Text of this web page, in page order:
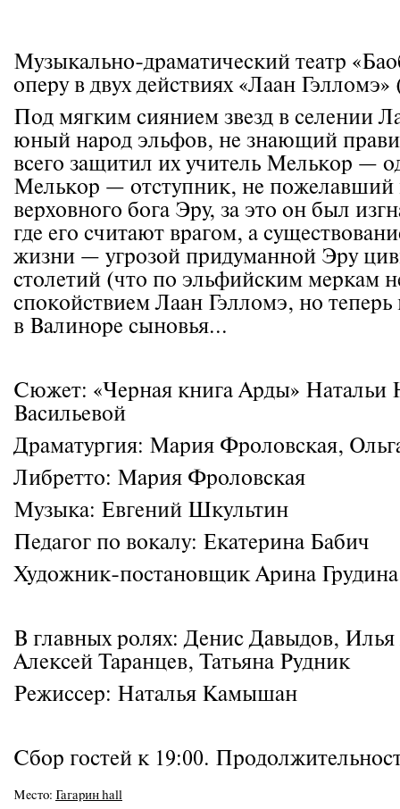
Музыкально-драматический театр
оперу в двух действиях «Лаан Гэлломэ»
Под мягким сиянием звезд в селении
юный народ эльфов, не знающий
всего защитил их учитель Мелькор —
Мелькор — отступник, не пожелавший
верховного бога Эру, за это он был
где его считают врагом, а
жизни — угрозой придуманной Эру
столетий (что по эльфийским меркам
спокойствием Лаан Гэлломэ, но
в Валиноре сыновья...
Сюжет: «Черная книга Арды» Натальи
Васильевой
Драматургия: Мария Фроловская,
Либретто: Мария Фроловская
Музыка: Евгений Шкультин
Педагог по вокалу: Екатерина Бабич
Художник-постановщик Арина Грудина
В главных ролях: Денис Давыдов,
Алексей Таранцев, Татьяна Рудник
Режиссер: Наталья Камышан
Сбор гостей к 19:00.
Место: Гагарин hall